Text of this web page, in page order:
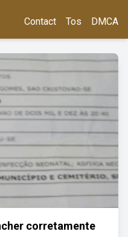
Contact Tos DMCA
corretamente